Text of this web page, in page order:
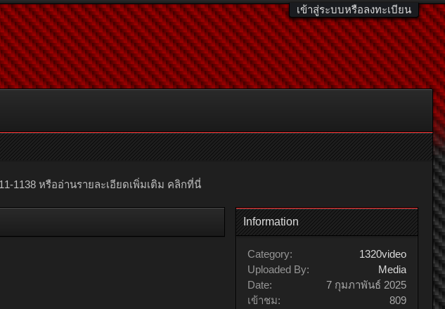
เข้าสู่ระบบหรือลงทะเบียน
1138 หรืออ่านรายละเอียดเพิ่มเติม คลิกที่นี่
Information
Category:
1320video
Uploaded By:
Media
Date:
7 กุมภาพันธ์ 2025
เข้าชม:
809